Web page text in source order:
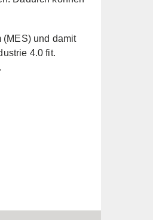
(MES) und damit
4.0 fit.